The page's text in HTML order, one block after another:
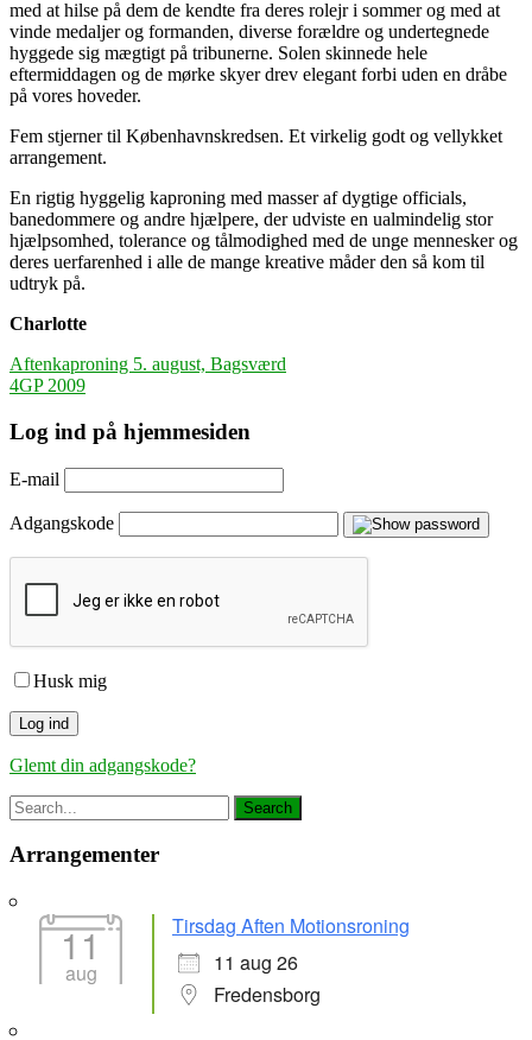
med at hilse på dem de kendte fra deres rolejr i sommer og med at
vinde medaljer og formanden, diverse forældre og undertegnede
hyggede sig mægtigt på tribunerne. Solen skinnede hele
eftermiddagen og de mørke skyer drev elegant forbi uden en dråbe
på vores hoveder.
Fem stjerner til Københavnskredsen. Et virkelig godt og vellykket
arrangement.
En rigtig hyggelig kaproning med masser af dygtige officials,
banedommere og andre hjælpere, der udviste en ualmindelig stor
hjælpsomhed, tolerance og tålmodighed med de unge mennesker og
deres uerfarenhed i alle de mange kreative måder den så kom til
udtryk på.
Charlotte
Indlægsnavigation
Aftenkaproning 5. august, Bagsværd
4GP 2009
Log ind på hjemmesiden
E-mail
Adgangskode
Husk mig
Glemt din adgangskode?
Arrangementer
11
aug
Tirsdag Aften Motionsroning
11 aug 26
Fredensborg